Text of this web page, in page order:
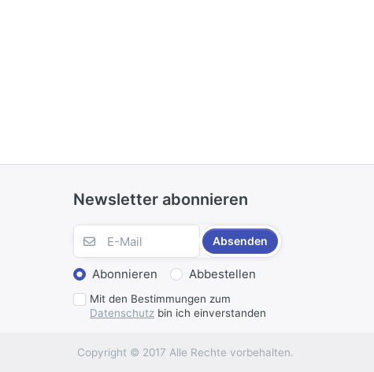
Newsletter abonnieren
Absenden
Abonnieren Abbestellen
Mit den Bestimmungen zum
Datenschutz bin ich einverstanden
Copyright © 2017 Alle Rechte vorbehalten.